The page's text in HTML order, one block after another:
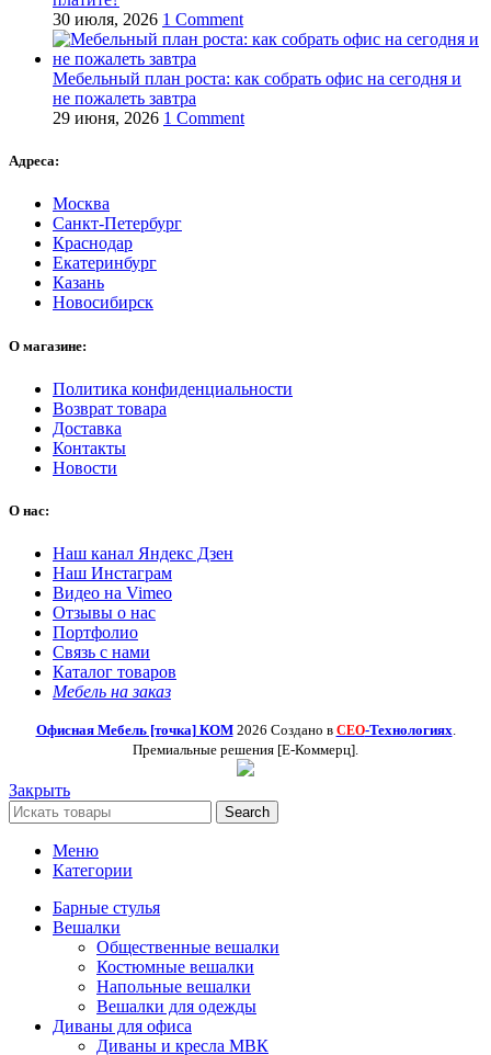
30 июля, 2026 1 Comment
Мебельный план роста: как собрать офис на сегодня и
не пожалеть завтра
29 июня, 2026 1 Comment
Адреса:
Москва
Санкт-Петербург
Краснодар
Екатеринбург
Казань
Новосибирск
О магазине:
Политика конфиденциальности
Возврат товара
Доставка
Контакты
Новости
О нас:
Наш канал Яндекс Дзен
Наш Инстаграм
Видео на Vimeo
Отзывы о нас
Портфолио
Связь с нами
Каталог товаров
Мебель на заказ
Офисная Мебель [точка] КОМ 2026 Создано в СЕО-Технологиях.
Премиальные решения [Е-Коммерц].
Закрыть
Search
Меню
Категории
Барные стулья
Вешалки
Общественные вешалки
Костюмные вешалки
Напольные вешалки
Вешалки для одежды
Диваны для офиса
Диваны и кресла МВК